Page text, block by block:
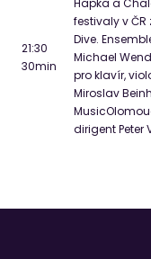
21:30
30min
Hapka a
festivaly v ČR
Dive.
Michael
pro klavír,
Miroslav
dirigent Peter